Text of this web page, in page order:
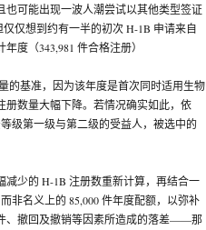
可能出现一波人潮尝试以其他类型签证
仅想到约有一半的初次 H-1B 申请来自
度（343,981 件合格注册）
的基准，因为该年度是首次同时适用生物
数量大幅下降。若情况确实如此，依
级第一级与第二级的受益人，被选中的
少的 H-1B 注册数重新计算，再结合一
名义上的 85,000 件年度配额，以弥补
、撤回及撤销等因素所造成的落差——那